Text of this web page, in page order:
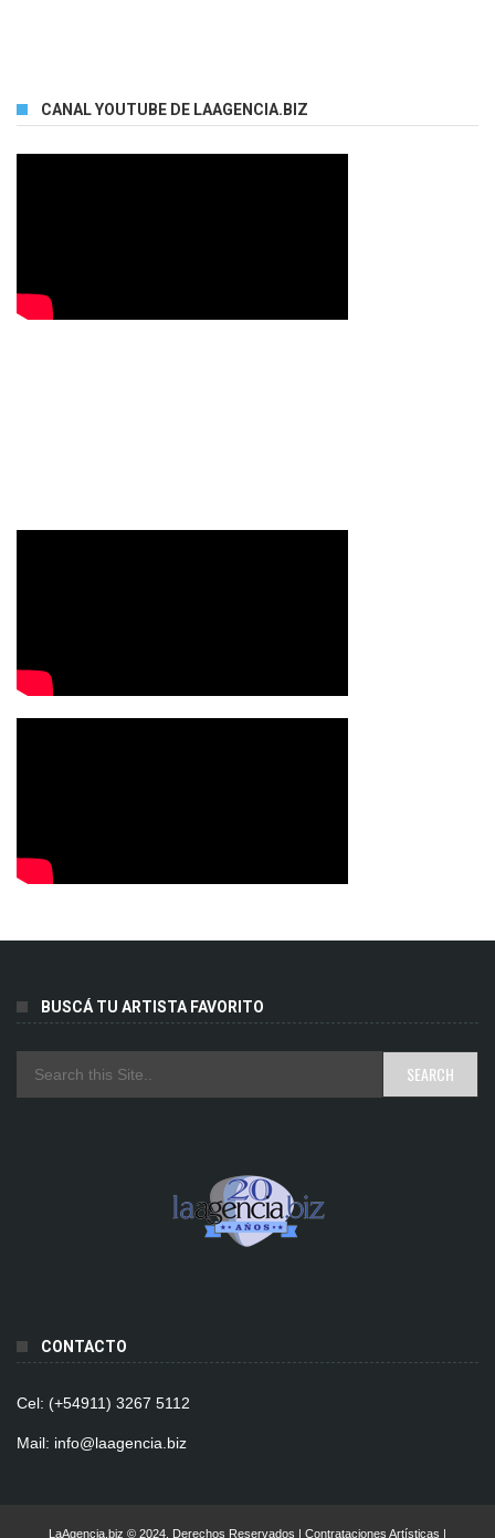
CANAL YOUTUBE DE LAAGENCIA.BIZ
BUSCÁ TU ARTISTA FAVORITO
CONTACTO
Cel: (+54911) 3267 5112
Mail: info@laagencia.biz
LaAgencia.biz © 2024. Derechos Reservados | Contrataciones Artísticas |